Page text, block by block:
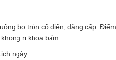
bo tròn cổ điển, đẳng cấp. Điểm
rỉ khóa bấm
ngày